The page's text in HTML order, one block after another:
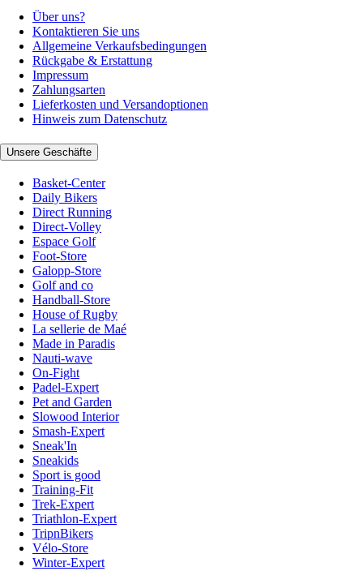
Über uns?
Kontaktieren Sie uns
Allgemeine Verkaufsbedingungen
Rückgabe & Erstattung
Impressum
Zahlungsarten
Lieferkosten und Versandoptionen
Hinweis zum Datenschutz
Unsere Geschäfte
Basket-Center
Daily Bikers
Direct Running
Direct-Volley
Espace Golf
Foot-Store
Galopp-Store
Golf and co
Handball-Store
House of Rugby
La sellerie de Maé
Made in Paradis
Nauti-wave
On-Fight
Padel-Expert
Pet and Garden
Slowood Interior
Smash-Expert
Sneak'In
Sneakids
Sport is good
Training-Fit
Trek-Expert
Triathlon-Expert
TripnBikers
Vélo-Store
Winter-Expert